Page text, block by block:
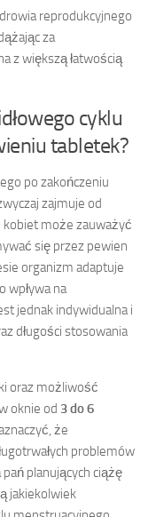
reprodukcyjnego
za
z większą łatwością
cyklu
tabletek?
po zakończeniu
zajmuje od
kobiet może zauważyć
się przez pewien
organizm adaptuje
wpływa na
jednak indywidualna i
długości stosowania
oraz możliwość
oknie od 3 do 6
że
problemów
planujących ciążę
jakiekolwiek